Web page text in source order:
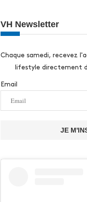
VH Newsletter
Chaque samedi, recevez
lifestyle directement
Email
JE